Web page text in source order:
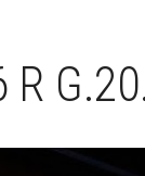
R